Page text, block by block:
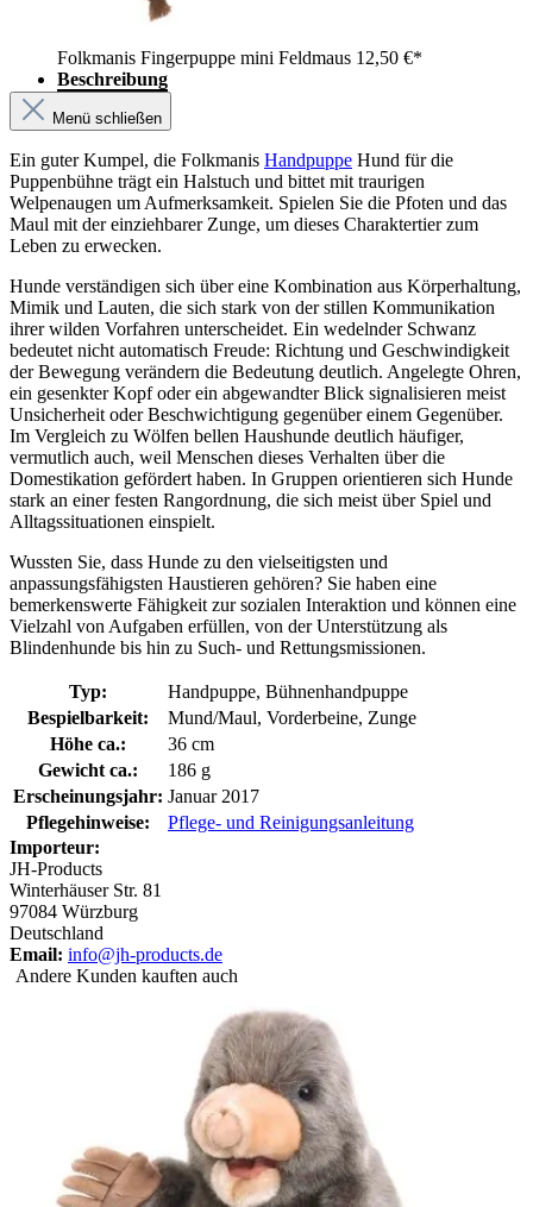
Folkmanis Fingerpuppe mini Feldmaus 12,50 €*
Beschreibung
Menü schließen
Ein guter Kumpel, die Folkmanis Handpuppe Hund für die
Puppenbühne trägt ein Halstuch und bittet mit traurigen
Welpenaugen um Aufmerksamkeit. Spielen Sie die Pfoten und das
Maul mit der einziehbarer Zunge, um dieses Charaktertier zum
Leben zu erwecken.
Hunde verständigen sich über eine Kombination aus Körperhaltung,
Mimik und Lauten, die sich stark von der stillen Kommunikation
ihrer wilden Vorfahren unterscheidet. Ein wedelnder Schwanz
bedeutet nicht automatisch Freude: Richtung und Geschwindigkeit
der Bewegung verändern die Bedeutung deutlich. Angelegte Ohren,
ein gesenkter Kopf oder ein abgewandter Blick signalisieren meist
Unsicherheit oder Beschwichtigung gegenüber einem Gegenüber.
Im Vergleich zu Wölfen bellen Haushunde deutlich häufiger,
vermutlich auch, weil Menschen dieses Verhalten über die
Domestikation gefördert haben. In Gruppen orientieren sich Hunde
stark an einer festen Rangordnung, die sich meist über Spiel und
Alltagssituationen einspielt.
Wussten Sie, dass Hunde zu den vielseitigsten und
anpassungsfähigsten Haustieren gehören? Sie haben eine
bemerkenswerte Fähigkeit zur sozialen Interaktion und können eine
Vielzahl von Aufgaben erfüllen, von der Unterstützung als
Blindenhunde bis hin zu Such- und Rettungsmissionen.
Typ:
Handpuppe, Bühnenhandpuppe
Bespielbarkeit:
Mund/Maul, Vorderbeine, Zunge
Höhe ca.:
36 cm
Gewicht ca.:
186 g
Erscheinungsjahr: Januar 2017
Pflegehinweise:
Pflege- und Reinigungsanleitung
Importeur:
JH-Products
Winterhäuser Str. 81
97084 Würzburg
Deutschland
Email: info@jh-products.de
Andere Kunden kauften auch